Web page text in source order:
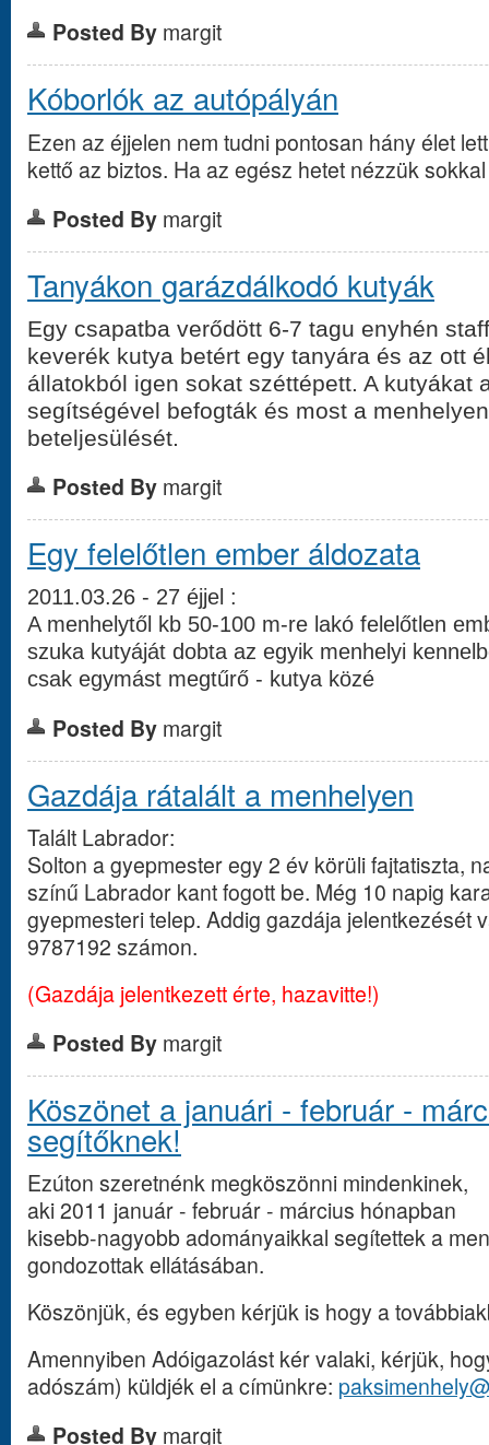
Posted By margit
Kóborlók az autópályán
Ezen az éjjelen nem tudni pontosan hány élet
kettő az biztos. Ha az egész hetet nézzük
Posted By margit
Tanyákon garázdálkodó kutyák
Egy csapatba verődött 6-7 tagu enyhén
keverék kutya betért egy tanyára és az ott
állatokból igen sokat széttépett. A kutyákat
segítségével befogták és most a
beteljesülését.
Posted By margit
Egy felelőtlen ember áldozata
2011.03.26 - 27 éjjel :
A menhelytől kb 50-100 m-re lakó felelőtlen
szuka kutyáját dobta az egyik menhelyi
csak egymást megtűrő - kutya közé
Posted By margit
Gazdája rátalált a menhelyen
Talált Labrador:
Solton a gyepmester egy 2 év körüli fajtatiszta,
színű Labrador kant fogott be. Még 10 napig
gyepmesteri telep. Addig gazdája jelentkezését
9787192 számon.
(Gazdája jelentkezett érte, hazavitte!)
Posted By margit
Köszönet a januári - február -
segítőknek!
Ezúton szeretnénk megköszönni mindenkinek,
aki 2011 január - február - március hónapban
kisebb-nagyobb adományaikkal segítettek a
gondozottak ellátásában.
Köszönjük, és egyben kérjük is hogy a
Amennyiben Adóigazolást kér valaki, kérjük,
adószám) küldjék el a címünkre:
Posted By margit